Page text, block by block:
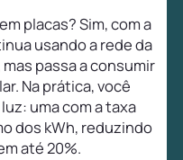
placas? Sim, com a
usando a rede da
passa a consumir
Na prática, você
uma com a taxa
dos kWh, reduzindo
até 20%.